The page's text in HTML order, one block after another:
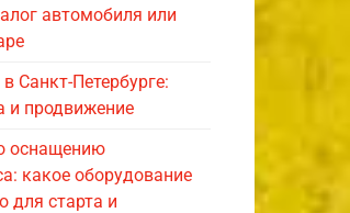
автомобиля или
Санкт-Петербурге:
и продвижение
оснащению
какое оборудование
для старта и